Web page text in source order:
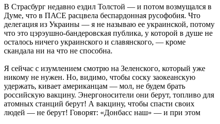
В Страсбург недавно ездил Толстой — и потом возмущался в
Думе, что в ПАСЕ расцвела беспардонная русофобия. Что
делегация из Украины — я не называю ее украинской, потому
что это цэрэушно-бандеровская публика, у которой в душе не
осталось ничего украинского и славянского, — кроме
скандала ни на что не способна.
Я сейчас с изумлением смотрю на Зеленского, который уже
никому не нужен. Но, видимо, чтобы соску заокеанскую
удержать, кивает американцам — мол, не будем брать
российскую вакцину. Энергоносители они берут, топливо для
атомных станций берут! А вакцину, чтобы спасти своих
людей — не берут! Говорят: «Донбасс наш» — и при этом